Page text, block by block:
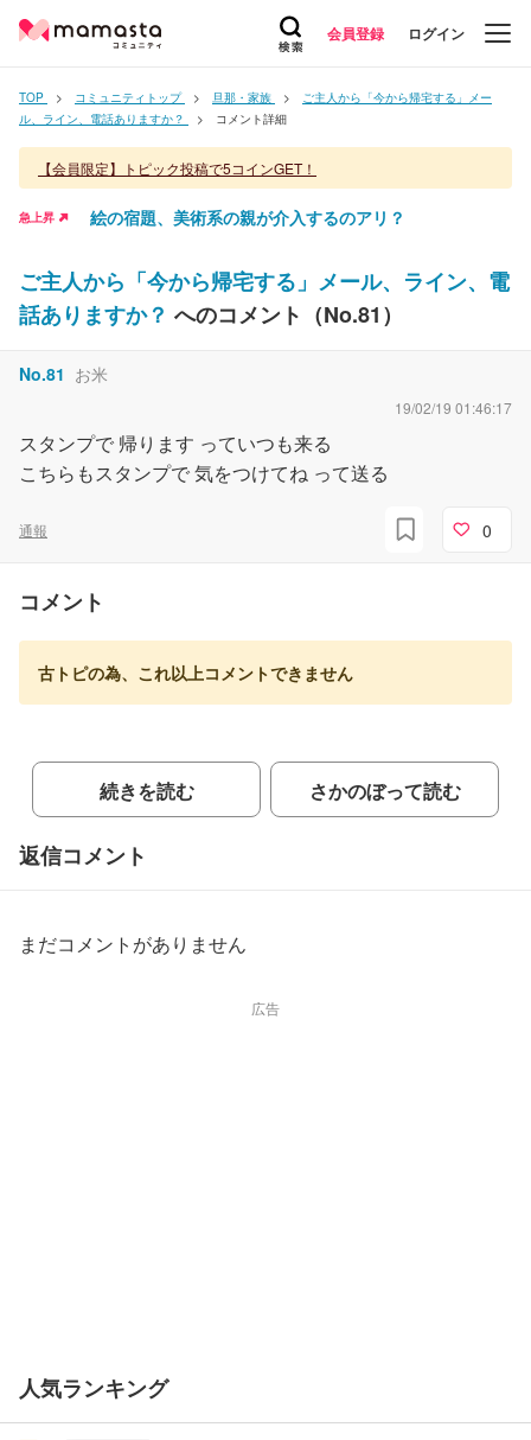
会員登録 ログイン
TOP コミュニティトップ 旦那・家族
ご主人から「今から帰宅する」メー
ル、ライン、電話ありますか？
コメント詳細
【会員限定】トピック投稿で5コインGET！
急上昇 絵の宿題、美術系の親が介入するのアリ？
ご主人から「今から帰宅する」メール、ライン、電
話ありますか？ へのコメント（No.81）
No.81 お米
19/02/19 01:46:17
スタンプで 帰ります っていつも来る
こちらもスタンプで 気をつけてね って送る
通報 0
コメント
古トピの為、これ以上コメントできません
続きを読む さかのぼって読む
返信コメント
まだコメントがありません
広告
人気ランキング